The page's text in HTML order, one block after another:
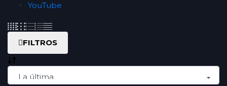
YouTube
FILTROS